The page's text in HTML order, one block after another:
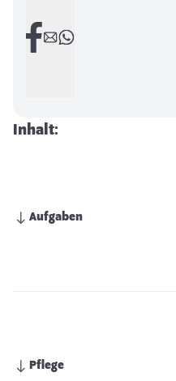
Inhalt:
Aufgaben
Pflege